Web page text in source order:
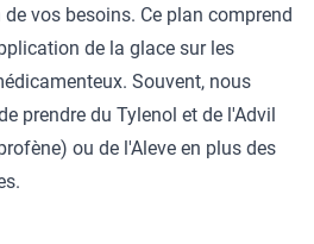
vos besoins. Ce plan comprend
de la glace sur les
Souvent, nous
prendre du Tylenol et de l'Advil
ou de l'Aleve en plus des